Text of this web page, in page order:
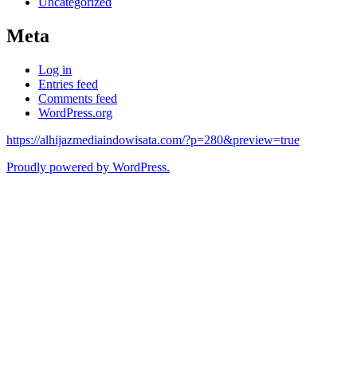
Meta
Log in
Entries feed
Comments feed
WordPress.org
https://alhijazmediaindowisata.com/?p=280&preview=true
Proudly powered by WordPress.